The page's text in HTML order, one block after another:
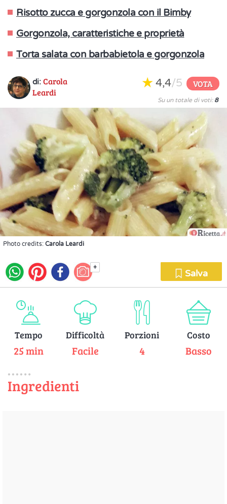
Risotto zucca e gorgonzola con il Bimby
Gorgonzola, caratteristiche e proprietà
Torta salata con barbabietola e gorgonzola
di: Carola
Leardi
4,4/5 VOTA
Su un totale di voti: 8
Photo credits: Carola Leardi
+
Salva
Tempo
25 min
Difficoltà
Facile
Porzioni
4
Costo
Basso
Ingredienti